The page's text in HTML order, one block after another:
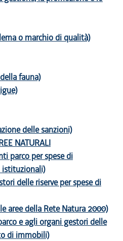
o marchio di qualità)
fauna)
delle sanzioni)
NATURALI
parco per spese di
istituzionali)
delle riserve per spese di
aree della Rete Natura 2000)
e agli organi gestori delle
di immobili)